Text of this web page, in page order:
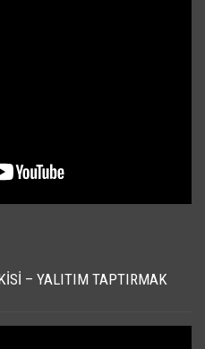
– YALITIM TAPTIRMAK